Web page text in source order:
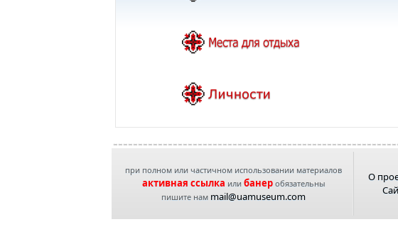
при полном или частичном использовании материалов
активная ссылка или банеробязательны
пишите нам mail@uamuseum.com
О